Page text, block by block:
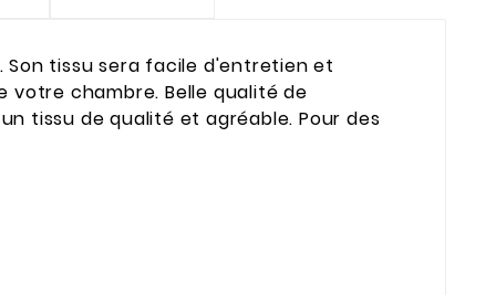
tissu sera facile d'entretien et
chambre. Belle qualité de
tissu de qualité et agréable. Pour des